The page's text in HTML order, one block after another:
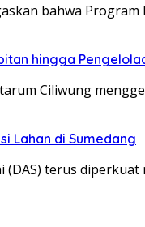
bahwa
hingga
Ciliwung
Lahan di Sumedang
(DAS) terus